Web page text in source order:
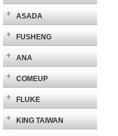
ASADA
FUSHENG
ANA
COMEUP
FLUKE
KING TAIWAN